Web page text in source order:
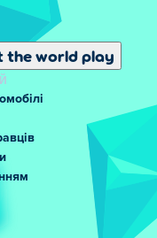
the world play